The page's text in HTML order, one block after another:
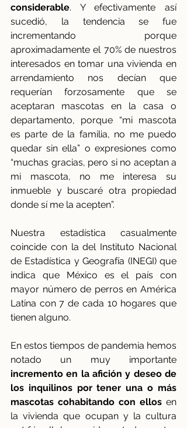
considerable. Y efectivamente así
sucedió, la tendencia se fue
incrementando porque
aproximadamente el 70% de nuestros
interesados en tomar una vivienda en
arrendamiento nos decían que
requerían forzosamente que se
aceptaran mascotas en la casa o
departamento, porque “mi mascota
es parte de la familia, no me puedo
quedar sin ella” o expresiones como
“muchas gracias, pero si no aceptan a
mi mascota, no me interesa su
inmueble y buscaré otra propiedad
donde sí me la acepten”.
Nuestra estadística casualmente
coincide con la del Instituto Nacional
de Estadística y Geografía (INEGI) que
indica que México es el país con
mayor número de perros en América
Latina con 7 de cada 10 hogares que
tienen alguno.
En estos tiempos de pandemia hemos
incremento en la afición y deseo de
los inquilinos por tener una o más
mascotas cohabitando con ellos en